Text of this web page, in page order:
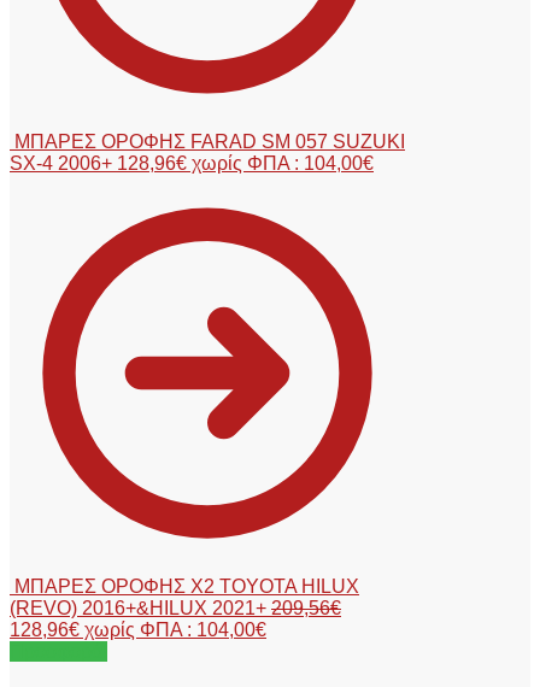
ΜΠΑΡΕΣ ΟΡΟΦΗΣ FARAD SM 057 SUZUKI
SX-4 2006+ 128,96€ χωρίς ΦΠΑ : 104,00€
ΜΠΑΡΕΣ ΟΡΟΦΗΣ X2 TOYOTA HILUX
(REVO) 2016+&HILUX 2021+ 209,56€
128,96€ χωρίς ΦΠΑ : 104,00€